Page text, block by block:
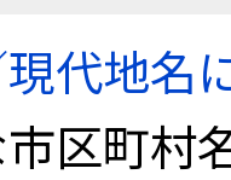
代地名
区町村